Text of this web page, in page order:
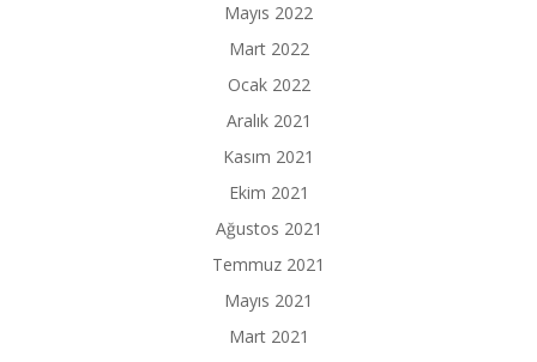
Mayıs 2022
Mart 2022
Ocak 2022
Aralık 2021
Kasım 2021
Ekim 2021
Ağustos 2021
Temmuz 2021
Mayıs 2021
Mart 2021